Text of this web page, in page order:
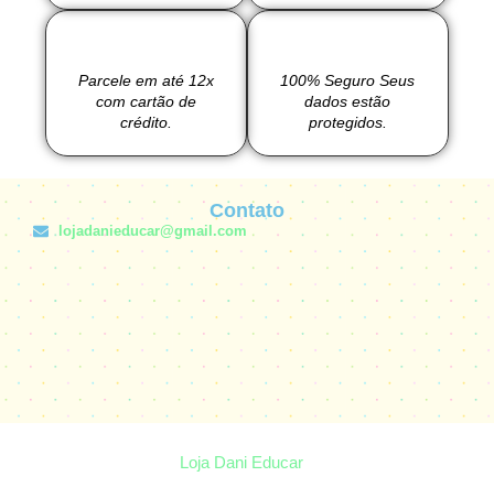
Parcele em até 12x
com cartão de
crédito.
100% Seguro Seus
dados estão
protegidos.
Contato
lojadanieducar@gmail.com
Loja Dani Educar